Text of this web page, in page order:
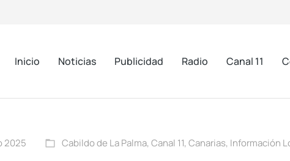
Inicio Noticias Publicidad Radio Canal 11
2025 Cabildo de La Palma, Canal 11, Canarias, Información